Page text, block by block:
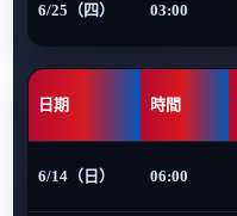
6/25（四） 03:00
日期 時間
6/14（日） 06:00